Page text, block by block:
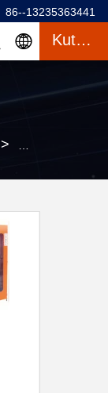
86--13235363441
Kutipan
> Peralatan